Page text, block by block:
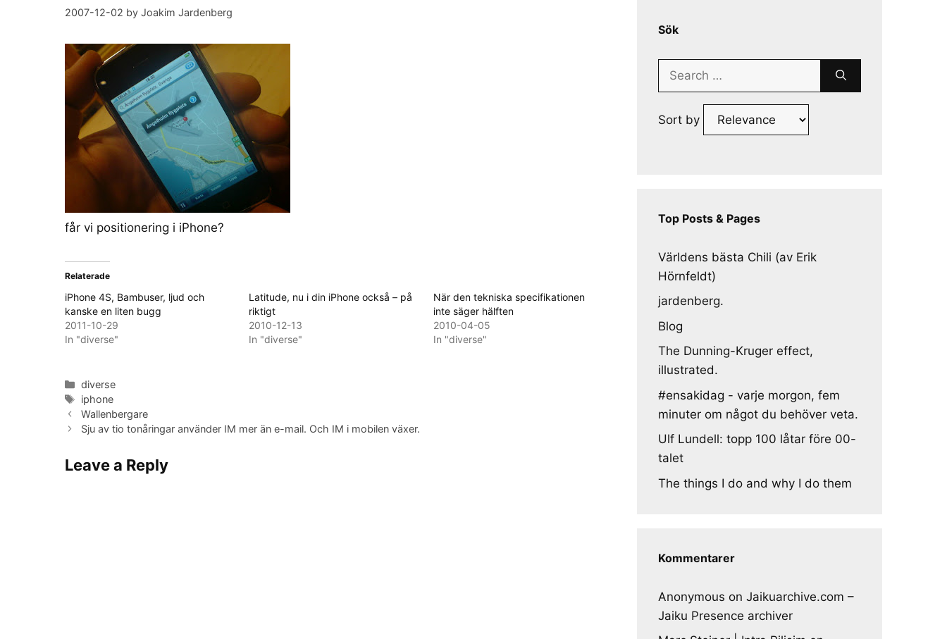
2007-12-02 by Joakim Jardenberg
får vi positionering i iPhone?
Relaterade
iPhone 4S, Bambuser, ljud och
kanske en liten bugg
2011-10-29
In "diverse"
Latitude, nu i din iPhone också – på
riktigt
2010-12-13
In "diverse"
När den tekniska specifikationen
inte säger hälften
2010-04-05
In "diverse"
Categories
diverse
Tags
iphone
Wallenbergare
Sju av tio tonåringar använder IM mer än e-mail. Och IM i mobilen växer.
Leave a Reply
Sök
Search
Sort by
Top Posts & Pages
Världens bästa Chili (av Erik
Hörnfeldt)
jardenberg.
Blog
The Dunning-Kruger effect,
illustrated.
#ensakidag - varje morgon, fem
minuter om något du behöver veta.
Ulf Lundell: topp 100 låtar före 00-
talet
The things I do and why I do them
Kommentarer
Anonymous on Jaikuarchive.com –
Jaiku Presence archiver